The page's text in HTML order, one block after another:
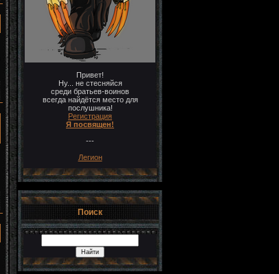
Привет!
Ну... не стесняйся
среди братьев-воинов
всегда найдётся место для
послушника!
Регистрация
Я посвящен!
---
Легион
Поиск